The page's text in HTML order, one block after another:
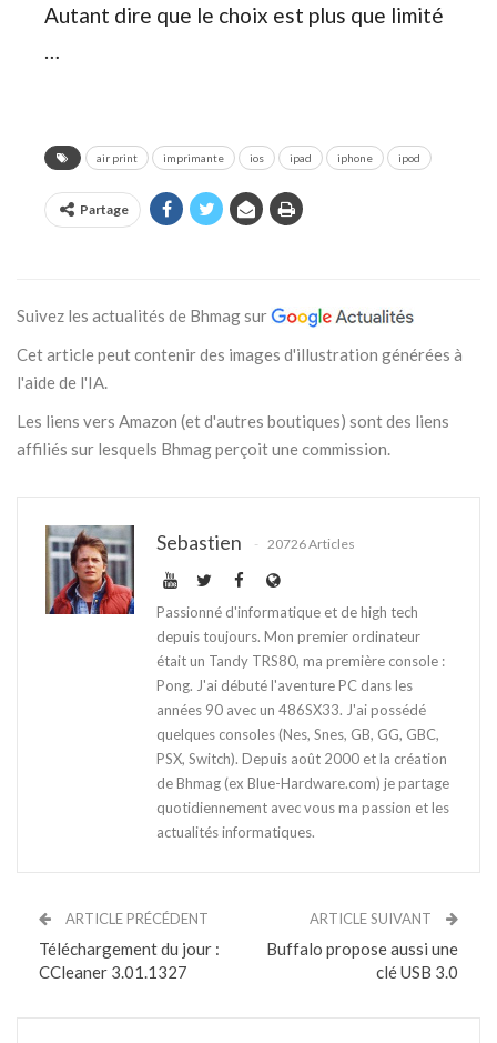
Autant dire que le choix est plus que limité
air print imprimante ios ipad iphone ipod
Partage
Suivez les actualités de Bhmag sur
Cet article peut contenir des images d'illustration générées à
l'aide de l'IA.
Les liens vers Amazon (et d'autres boutiques) sont des liens
affiliés sur lesquels Bhmag perçoit une commission.
Sebastien 20726 Articles
Passionné d'informatique et de high tech
depuis toujours. Mon premier ordinateur
était un Tandy TRS80, ma première console :
Pong. J'ai débuté l'aventure PC dans les
années 90 avec un 486SX33. J'ai possédé
quelques consoles (Nes, Snes, GB, GG, GBC,
PSX, Switch). Depuis août 2000 et la création
de Bhmag (ex Blue-Hardware.com) je partage
quotidiennement avec vous ma passion et les
actualités informatiques.
ARTICLE PRÉCÉDENT
Téléchargement du jour :
CCleaner 3.01.1327
ARTICLE SUIVANT
Buffalo propose aussi une
clé USB 3.0